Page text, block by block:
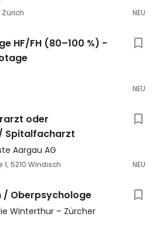
Zürich NEU
HF/FH (80–100 %) -
NEU
oder
Spitalfacharzt
Aargau AG
5210 Windisch NEU
/ Oberpsychologe
Winterthur – Zürcher